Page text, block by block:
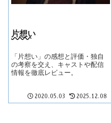
片想い
「片想い」の感想と評価・独自
の考察を交え、キャストや配信
情報を徹底レビュー。
2020.05.03 2025.12.08